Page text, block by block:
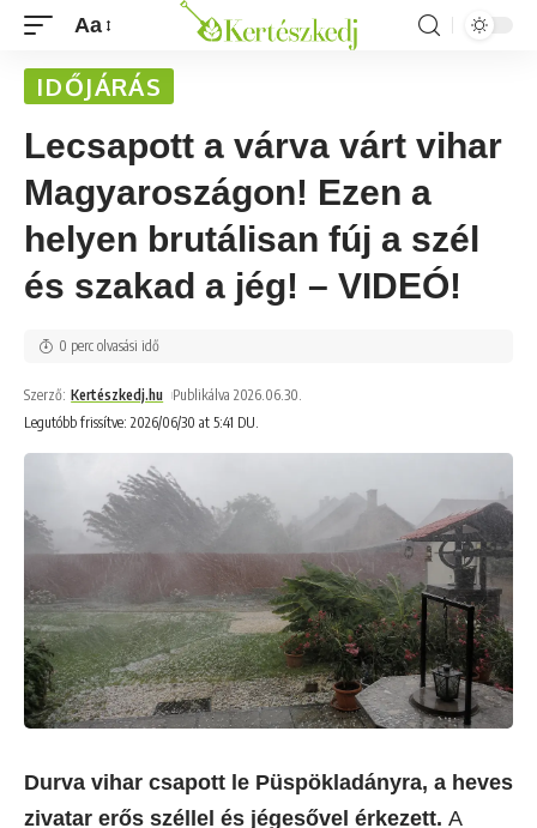
Aa
IDŐJÁRÁS
Lecsapott a várva várt vihar
Magyaroszágon! Ezen a
helyen brutálisan fúj a szél
és szakad a jég! – VIDEÓ!
Legutóbb frissítve: 2026/06/30 at 5:41 DU.
Szerző: Kertészkedj.hu Publikálva 2026.06.30.
0 perc olvasási idő
Durva vihar csapott le Püspökladányra, a heves
zivatar erős széllel és jégesővel érkezett. A